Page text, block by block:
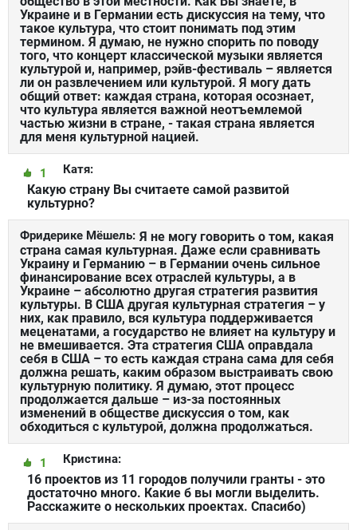
Украине и в Германии есть дискуссия на тему, что
такое культура, что стоит понимать под этим
термином. Я думаю, не нужно спорить по поводу
того, что концерт классической музыки является
культурой и, например, рэйв-фестиваль – является
ли он развлечением или культурой. Я могу дать
общий ответ: каждая страна, которая осознает,
что культура является важной неотъемлемой
частью жизни в стране, - такая страна является
для меня культурной нацией.
Катя:
1
Какую страну Вы считаете самой развитой
культурно?
Фридерике Мёшель: Я не могу говорить о том, какая
страна самая культурная. Даже если сравнивать
Украину и Германию – в Германии очень сильное
финансирование всех отраслей культуры, а в
Украине – абсолютно другая стратегия развития
культуры. В США другая культурная стратегия – у
них, как правило, вся культура поддерживается
меценатами, а государство не влияет на культуру и
не вмешивается. Эта стратегия США оправдала
себя в США – то есть каждая страна сама для себя
должна решать, каким образом выстраивать свою
культурную политику. Я думаю, этот процесс
продолжается дальше – из-за постоянных
изменений в обществе дискуссия о том, как
обходиться с культурой, должна продолжаться.
Кристина:
1
16 проектов из 11 городов получили гранты - это
достаточно много. Какие б вы могли выделить.
Расскажите о нескольких проектах. Спасибо)